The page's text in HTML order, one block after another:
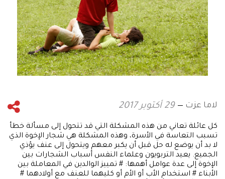
لاما عزت 29 أكتوبر 2017
كل عائلة تعاني من هذه المشكلة التي قد تتحول إلى مسألة خطأ
تسبب التعاسة في الأسرة، وهذه المشكلة هي شجار الإخوة الذي
لا بد أن يوضع له حل قبل أن يكبر معهم ويتحول إلى عنف يؤذي
الجميع. يعيد التربويون وعلماء النفس أسباب الشجارات بين
الإخوة إلى عدة عوامل أهمها: # تمييز الوالدين في المعاملة بين
الأبناء # استخدام الأب أو الأم أو كليهما للعنف مع أولادهما #